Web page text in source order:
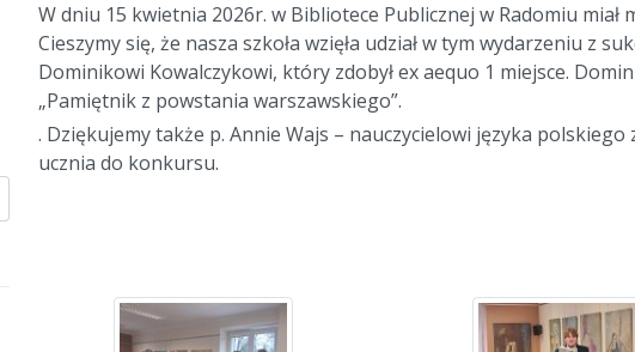
W dniu 15 kwietnia 2026r. w Bibliotece Publicznej w Radomiu
Cieszymy się, że nasza szkoła wzięła udział w tym wydarzeniu z
Dominikowi Kowalczykowi, który zdobył ex aequo 1 miejsce.
„Pamiętnik z powstania warszawskiego”.
. Dziękujemy także p. Annie Wajs – nauczycielowi języka
ucznia do konkursu.